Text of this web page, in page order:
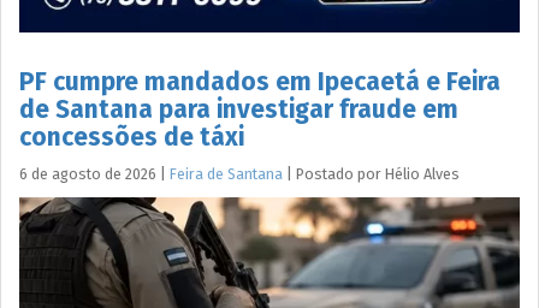
PF cumpre mandados em Ipecaetá e Feira
de Santana para investigar fraude em
concessões de táxi
6 de agosto de 2026 Feira de Santana Postado por Hélio Alves